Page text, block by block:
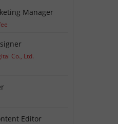
Manager
Co., Ltd.
Editor